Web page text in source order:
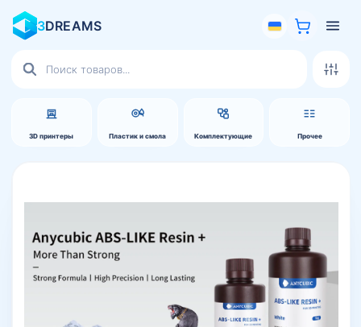
3DREAMS
3D принтеры Пластик и смола Комплектующие Прочее
товаров